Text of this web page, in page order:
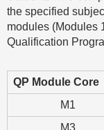
the specified
modules (Modules
Qualification
QP Module Core
M1